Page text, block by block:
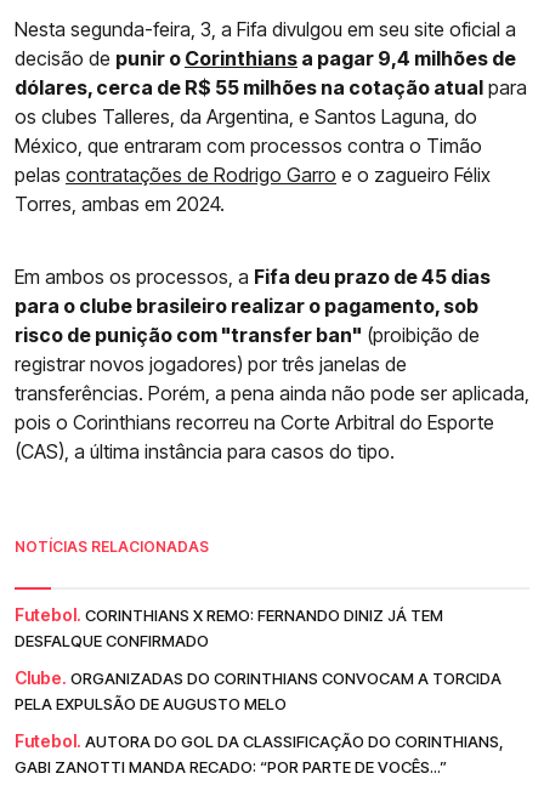
Nesta segunda-feira, 3, a Fifa divulgou em seu site oficial a
decisão de punir o Corinthians a pagar 9,4 milhões de
dólares, cerca de R$ 55 milhões na cotação atual para
os clubes Talleres, da Argentina, e Santos Laguna, do
México, que entraram com processos contra o Timão
pelas contratações de Rodrigo Garro e o zagueiro Félix
Torres, ambas em 2024.
Em ambos os processos, a Fifa deu prazo de 45 dias
para o clube brasileiro realizar o pagamento, sob
risco de punição com "transfer ban" (proibição de
registrar novos jogadores) por três janelas de
transferências. Porém, a pena ainda não pode ser aplicada,
pois o Corinthians recorreu na Corte Arbitral do Esporte
(CAS), a última instância para casos do tipo.
NOTÍCIAS RELACIONADAS
Futebol. CORINTHIANS X REMO: FERNANDO DINIZ JÁ TEM
DESFALQUE CONFIRMADO
Clube. ORGANIZADAS DO CORINTHIANS CONVOCAM A TORCIDA
PELA EXPULSÃO DE AUGUSTO MELO
Futebol. AUTORA DO GOL DA CLASSIFICAÇÃO DO CORINTHIANS,
GABI ZANOTTI MANDA RECADO: “POR PARTE DE VOCÊS...”